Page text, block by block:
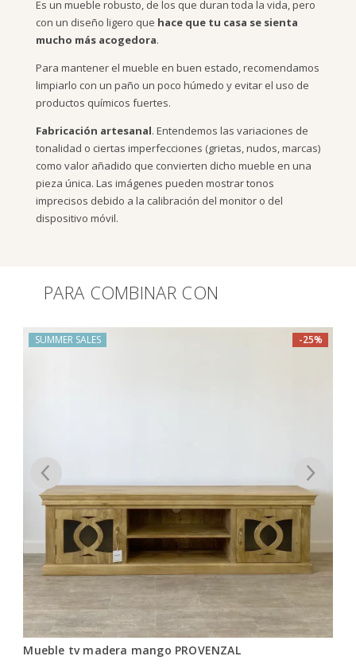
Es un mueble robusto, de los que duran toda la vida, pero
con un diseño ligero que hace que tu casa se sienta
mucho más acogedora.
Para mantener el mueble en buen estado, recomendamos
limpiarlo con un paño un poco húmedo y evitar el uso de
productos químicos fuertes.
Fabricación artesanal. Entendemos las variaciones de
tonalidad o ciertas imperfecciones (grietas, nudos, marcas)
como valor añadido que convierten dicho mueble en una
pieza única. Las imágenes pueden mostrar tonos
imprecisos debido a la calibración del monitor o del
dispositivo móvil.
PARA COMBINAR CON
-25%
SUMMER SALES
Mueble tv madera mango PROVENZAL